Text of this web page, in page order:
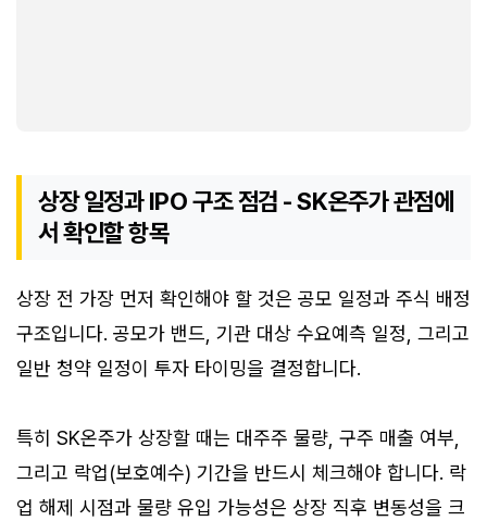
상장 일정과 IPO 구조 점검 - SK온주가 관점에
서 확인할 항목
상장 전 가장 먼저 확인해야 할 것은 공모 일정과 주식 배정
구조입니다. 공모가 밴드, 기관 대상 수요예측 일정, 그리고
일반 청약 일정이 투자 타이밍을 결정합니다.
특히 SK온주가 상장할 때는 대주주 물량, 구주 매출 여부,
그리고 락업(보호예수) 기간을 반드시 체크해야 합니다. 락
업 해제 시점과 물량 유입 가능성은 상장 직후 변동성을 크